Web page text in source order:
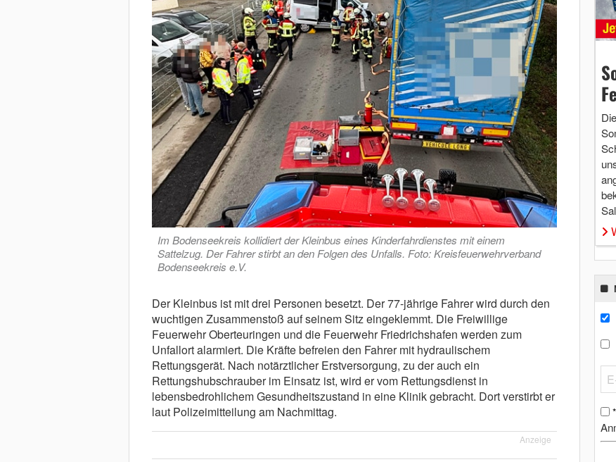
Im Bodenseekreis kollidiert der Kleinbus eines Kinderfahrdienstes mit einem
Sattelzug. Der Fahrer stirbt an den Folgen des Unfalls. Foto: Kreisfeuerwehrverband
Bodenseekreis e.V.
Der Kleinbus ist mit drei Personen besetzt. Der 77-jährige Fahrer wird durch den
wuchtigen Zusammenstoß auf seinem Sitz eingeklemmt. Die Freiwillige
Feuerwehr Oberteuringen und die Feuerwehr Friedrichshafen werden zum
Unfallort alarmiert. Die Kräfte befreien den Fahrer mit hydraulischem
Rettungsgerät. Nach notärztlicher Erstversorgung, zu der auch ein
Rettungshubschrauber im Einsatz ist, wird er vom Rettungsdienst in
lebensbedrohlichem Gesundheitszustand in eine Klinik gebracht. Dort verstirbt er
laut Polizeimitteilung am Nachmittag.
Anzeige
*